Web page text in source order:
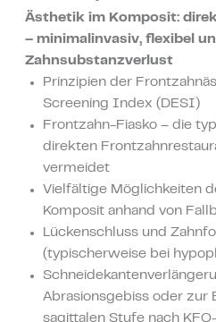
Ästhetik im Komposit:
– minimalinvasiv, flexibel
Zahnsubstanzverlust
Prinzipien der
Screening Index (DESI)
Frontzahn-Fiasko – die
direkten
vermeidet
Vielfältige Möglichkeiten
Komposit anhand von
Lückenschluss und
(typischerweise bei
Abrasionsgebiss oder zur
sagittalen Stufe nach